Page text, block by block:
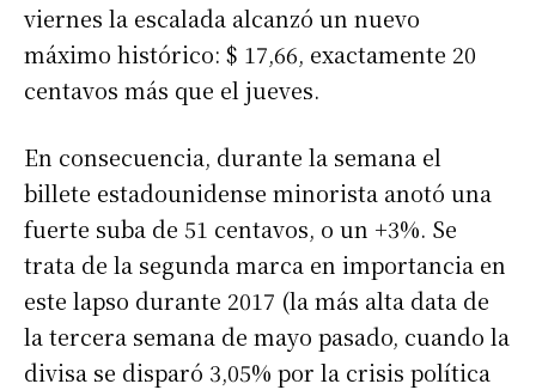
viernes la escalada alcanzó un nuevo
máximo histórico: $ 17,66, exactamente 20
centavos más que el jueves.
En consecuencia, durante la semana el
billete estadounidense minorista anotó una
fuerte suba de 51 centavos, o un +3%. Se
trata de la segunda marca en importancia en
este lapso durante 2017 (la más alta data de
la tercera semana de mayo pasado, cuando la
divisa se disparó 3,05% por la crisis política